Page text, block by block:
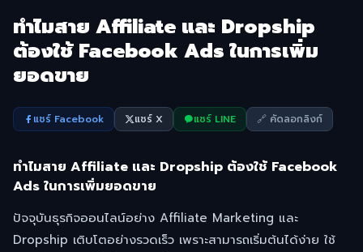
ทำไมสาย Affiliate และ Dropship
ต้องใช้ Facebook Ads ในการเพิ่ม
ยอดขาย
แชร์ Facebook แชร์ X แชร์ LINE 🔗 คัดลอกลิงก์
ทำไมสาย Affiliate และ Dropship ต้องใช้ Facebook
Ads ในการเพิ่มยอดขาย
ปัจจุบันธุรกิจออนไลน์อย่าง Affiliate Marketing และ
Dropship เติบโตอย่างรวดเร็ว เพราะสามารถเริ่มต้นได้ง่าย ใช้